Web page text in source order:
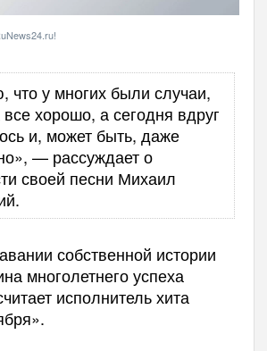
что у многих были случаи,
все хорошо, а сегодня вдруг
и, может быть, даже
, —рассуждает о
своей песни Михаил
собственной истории
многолетнего успеха
исполнитель хита
».